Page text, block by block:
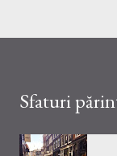
Sfaturi